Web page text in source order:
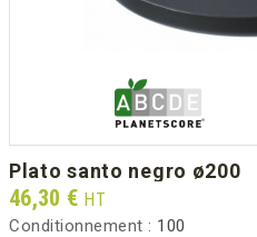
plato santo negro ø200
Prix
46,30 € HT
Conditionnement : 100